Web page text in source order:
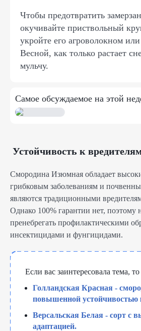
Чтобы предотвратить
окучивайте приствольный
укройте его агроволокном
Весной, как только растает
мульчу.
Самое обсуждаемое на этой
Устойчивость к
Смородина Изюмная обладает
грибковым заболеваниям и
являются традиционными
Однако 100% гарантии нет, поэтому
пренебрегать профилактическими
инсектицидами и фунгицидами.
Если вас заинтересовала тема,
Голландская Красная -
повышенной устойчивостью
Версальская Белая - сорт с
адаптацией.